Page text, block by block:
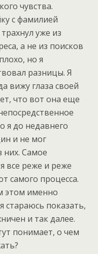
чувства.
с фамилией
уже из
а не из поисков
но я
разницы. Я
вижу глаза своей
что вот она еще
я до недавнего
и не мог
них. Самое
все реже и реже
самого процесса.
этом именно
стараюсь показать,
и так далее.
понимает, о чем